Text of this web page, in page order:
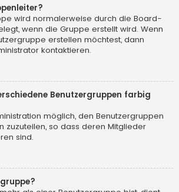
wird normalerweise durch die Board-
wenn die Gruppe erstellt wird. Wenn
erstellen möchtest, dann
kontaktieren.
Benutzergruppen farbig
möglich, den Benutzergruppen
zuzuteilen, so dass deren Mitglieder
sind.